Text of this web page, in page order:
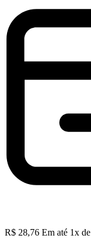
R$ 28,76 Em até 1x de